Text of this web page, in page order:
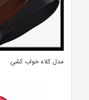
مدل کلاه خواب کشی